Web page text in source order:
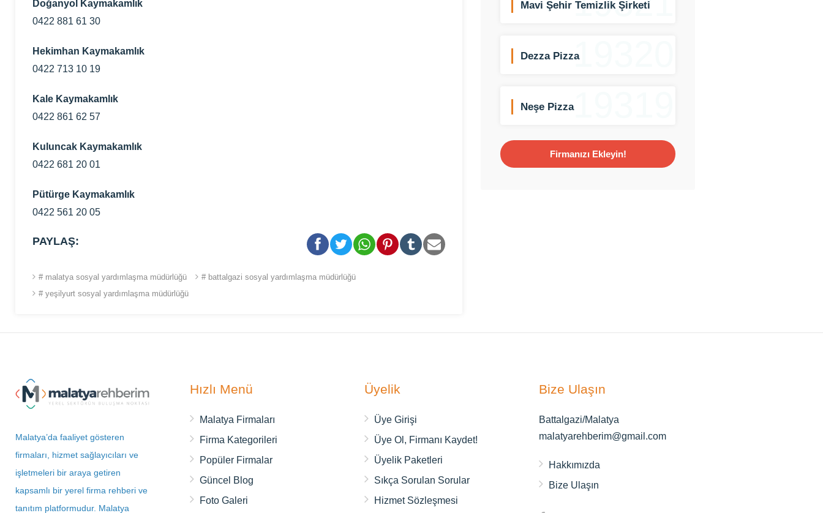
Doğanyol Kaymakamlık
0422 881 61 30
Hekimhan Kaymakamlık
0422 713 10 19
Kale Kaymakamlık
0422 861 62 57
Kuluncak Kaymakamlık
0422 681 20 01
Pütürge Kaymakamlık
0422 561 20 05
PAYLAŞ:
# malatya sosyal yardımlaşma müdürlüğü
# battalgazi sosyal yardımlaşma müdürlüğü
# yeşilyurt sosyal yardımlaşma müdürlüğü
Mavi Şehir Temizlik Şirketi
19320
Dezza Pizza
19319
Neşe Pizza
Firmanızı Ekleyin!
Malatya’da faaliyet gösteren
firmaları, hizmet sağlayıcıları ve
işletmeleri bir araya getiren
kapsamlı bir yerel firma rehberi ve
tanıtım platformudur. Malatya
Hızlı Menü
Malatya Firmaları
Firma Kategorileri
Popüler Firmalar
Güncel Blog
Foto Galeri
Üyelik
Üye Girişi
Üye Ol, Firmanı Kaydet!
Üyelik Paketleri
Sıkça Sorulan Sorular
Hizmet Sözleşmesi
Bize Ulaşın
Battalgazi/Malatya
malatyarehberim@gmail.com
Hakkımızda
Bize Ulaşın